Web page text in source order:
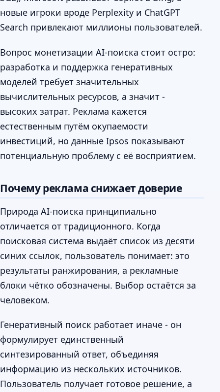
новые игроки вроде Perplexity и ChatGPT
Search привлекают миллионы пользователей.
Вопрос монетизации AI-поиска стоит остро:
разработка и поддержка генеративных
моделей требует значительных
вычислительных ресурсов, а значит -
высоких затрат. Реклама кажется
естественным путём окупаемости
инвестиций, но данные Ipsos показывают
потенциальную проблему с её восприятием.
Почему реклама снижает доверие
Природа AI-поиска принципиально
отличается от традиционного. Когда
поисковая система выдаёт список из десяти
синих ссылок, пользователь понимает: это
результаты ранжирования, а рекламные
блоки чётко обозначены. Выбор остаётся за
человеком.
Генеративный поиск работает иначе - он
формулирует единственный
синтезированный ответ, объединяя
информацию из нескольких источников.
Пользователь получает готовое решение, а